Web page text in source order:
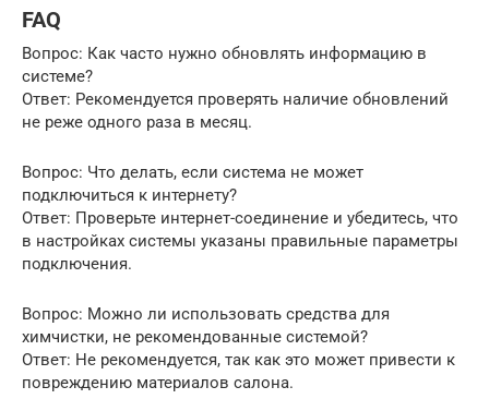
FAQ
Вопрос: Как часто нужно обновлять информацию в
системе?
Ответ: Рекомендуется проверять наличие обновлений
не реже одного раза в месяц.
Вопрос: Что делать, если система не может
подключиться к интернету?
Ответ: Проверьте интернет-соединение и убедитесь, что
в настройках системы указаны правильные параметры
подключения.
Вопрос: Можно ли использовать средства для
химчистки, не рекомендованные системой?
Ответ: Не рекомендуется, так как это может привести к
повреждению материалов салона.